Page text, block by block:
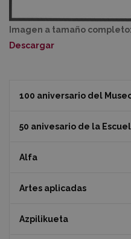
Imagen a tamaño completo:
Descargar
100 aniversario del
50 anivesario de la
Alfa
Artes aplicadas
Azpilikueta